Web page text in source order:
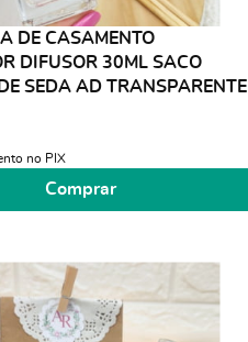
DE CASAMENTO
DIFUSOR 30ML SACO
SEDA AD TRANSPARENTE
no PIX
Comprar